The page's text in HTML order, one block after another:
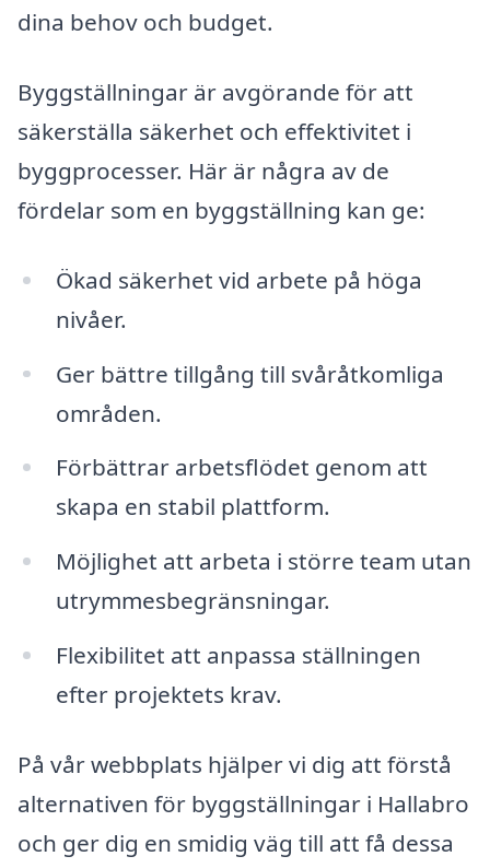
dina behov och budget.
Byggställningar är avgörande för att
säkerställa säkerhet och effektivitet i
byggprocesser. Här är några av de
fördelar som en byggställning kan ge:
Ökad säkerhet vid arbete på höga
nivåer.
Ger bättre tillgång till svåråtkomliga
områden.
Förbättrar arbetsflödet genom att
skapa en stabil plattform.
Möjlighet att arbeta i större team utan
utrymmesbegränsningar.
Flexibilitet att anpassa ställningen
efter projektets krav.
På vår webbplats hjälper vi dig att förstå
alternativen för byggställningar i Hallabro
och ger dig en smidig väg till att få dessa